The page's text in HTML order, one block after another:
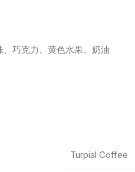
、巧克力、黄色水果、奶油
Turpial Coffee